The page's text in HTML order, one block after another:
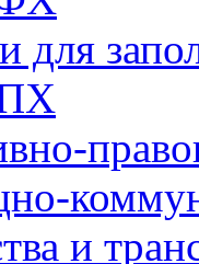
для
и